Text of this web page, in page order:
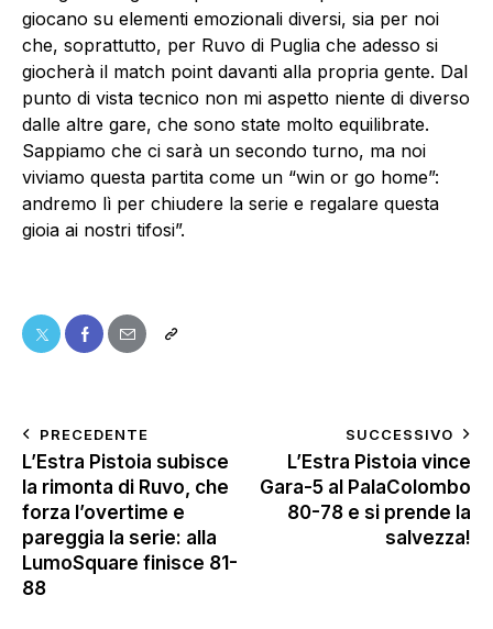
giocano su elementi emozionali diversi, sia per noi
che, soprattutto, per Ruvo di Puglia che adesso si
giocherà il match point davanti alla propria gente. Dal
punto di vista tecnico non mi aspetto niente di diverso
dalle altre gare, che sono state molto equilibrate.
Sappiamo che ci sarà un secondo turno, ma noi
viviamo questa partita come un “win or go home”:
andremo lì per chiudere la serie e regalare questa
gioia ai nostri tifosi”.
PRECEDENTE
L’Estra Pistoia subisce
la rimonta di Ruvo, che
forza l’overtime e
pareggia la serie: alla
LumoSquare finisce 81-
88
SUCCESSIVO
L’Estra Pistoia vince
Gara-5 al PalaColombo
80-78 e si prende la
salvezza!